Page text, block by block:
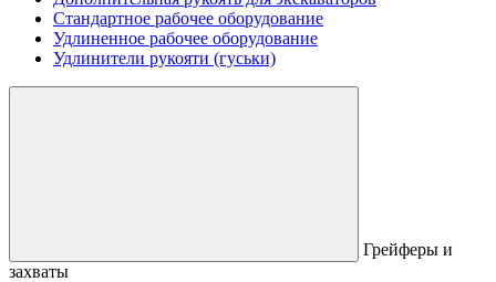
Стандартное рабочее оборудование
Удлиненное рабочее оборудование
Удлинители рукояти (гуськи)
Грейферы и
захваты